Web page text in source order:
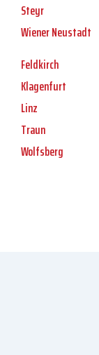
Steyr
Wiener Neustadt
Feldkirch
Klagenfurt
Linz
Traun
Wolfsberg